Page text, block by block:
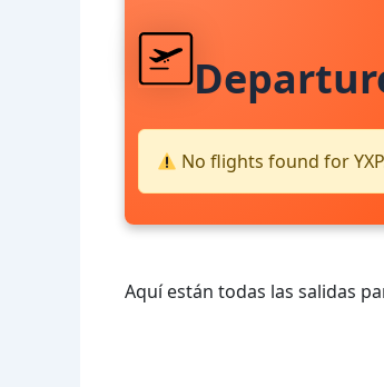
No flights found for
Aquí están todas las salidas